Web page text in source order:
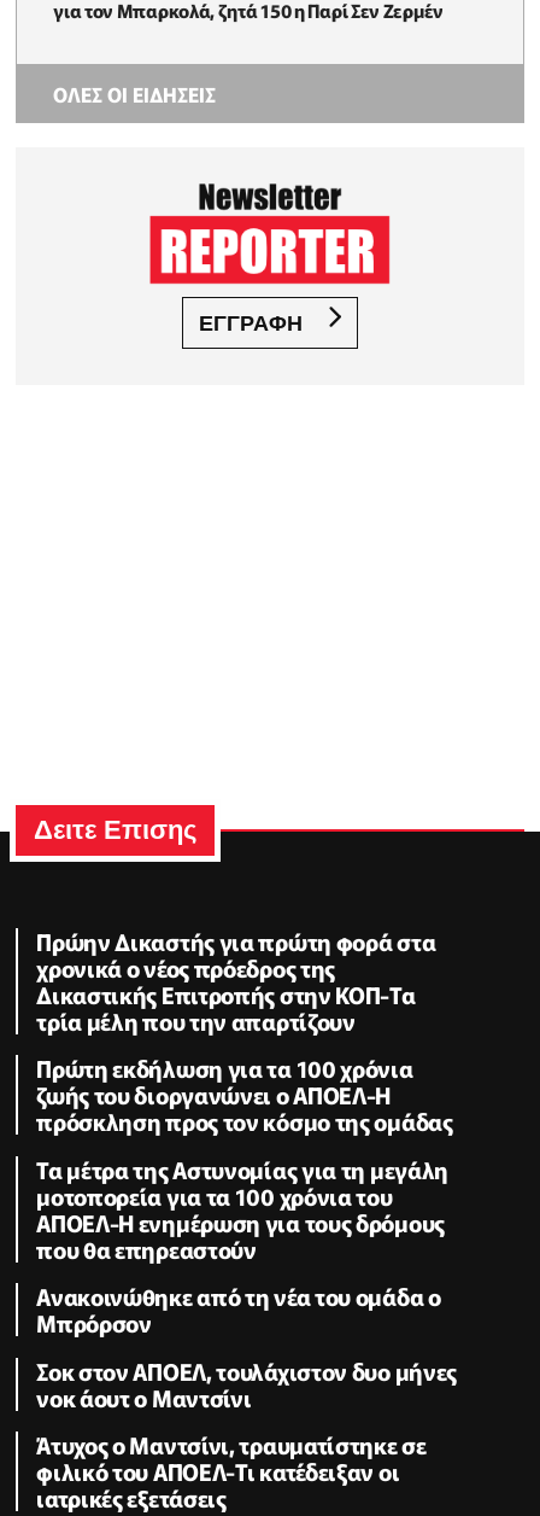
για τον Μπαρκολά, ζητά 150 η Παρί Σεν Ζερμέν
ΟΛΕΣ ΟΙ ΕΙΔΗΣΕΙΣ
ΕΓΓΡΑΦΗ
Δειτε Επισης
Πρώην Δικαστής για πρώτη φορά στα
χρονικά ο νέος πρόεδρος της
Δικαστικής Επιτροπής στην ΚΟΠ-Τα
τρία μέλη που την απαρτίζουν
Πρώτη εκδήλωση για τα 100 χρόνια
ζωής του διοργανώνει ο ΑΠΟΕΛ-Η
πρόσκληση προς τον κόσμο της ομάδας
Τα μέτρα της Αστυνομίας για τη μεγάλη
μοτοπορεία για τα 100 χρόνια του
ΑΠΟΕΛ-Η ενημέρωση για τους δρόμους
που θα επηρεαστούν
Ανακοινώθηκε από τη νέα του ομάδα ο
Μπρόρσον
Σοκ στον ΑΠΟΕΛ, τουλάχιστον δυο μήνες
νοκ άουτ ο Μαντσίνι
Άτυχος ο Μαντσίνι, τραυματίστηκε σε
φιλικό του ΑΠΟΕΛ-Τι κατέδειξαν οι
ιατρικές εξετάσεις